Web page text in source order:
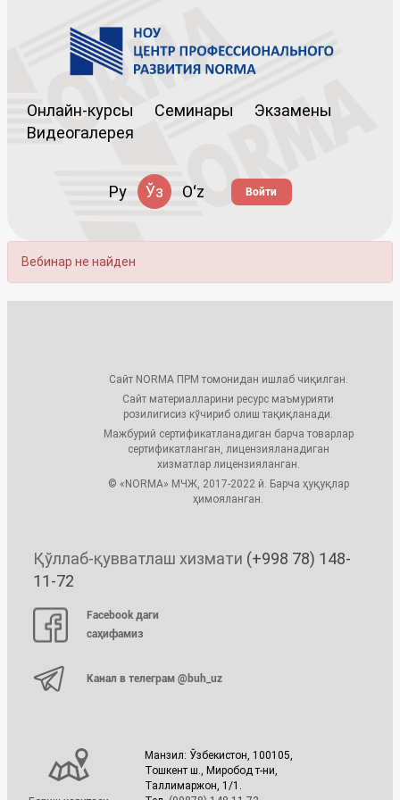
Онлайн-курсы Семинары
Экзамены
Видеогалерея
Ру Ўз Oʻz Войти
Вебинар не найден
Сайт NORMA ПРМ томонидан ишлаб чиқилган.
Сайт материалларини ресурс маъмурияти
розилигисиз кўчириб олиш тақиқланади.
Мажбурий сертификатланадиган барча товарлар
сертификатланган, лицензияланадиган
хизматлар лицензияланган.
© «NORMA» МЧЖ, 2017-2022 й. Барча ҳуқуқлар
ҳимояланган.
Қўллаб-қувватлаш хизмати (+998 78) 148-
11-72
Facebook даги
саҳифамиз
Канал в телеграм @buh_uz
Манзил: Ўзбекистон, 100105,
Тошкент ш., Миробод т-ни,
Таллимаржон, 1/1.